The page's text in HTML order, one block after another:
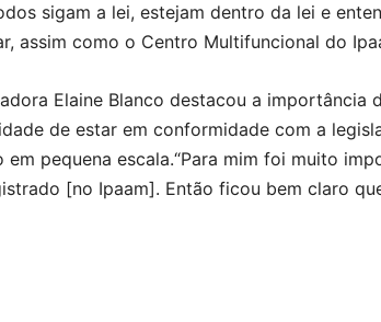
sigam a lei, estejam dentro da lei e
assim como o Centro Multifuncional do
Elaine Blanco destacou a importância
de estar em conformidade com a
pequena escala.“Para mim foi muito
[no Ipaam]. Então ficou bem claro